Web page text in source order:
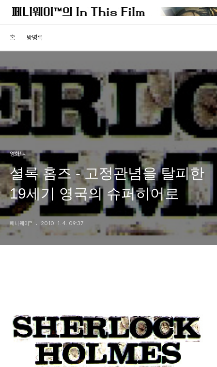
홈 방명록
영화/ㅅ
셜록 홈즈 - 고정관념을 탈피한
19세기 영국의 슈퍼히어로
페니웨이™ 2010. 1. 4. 09:37